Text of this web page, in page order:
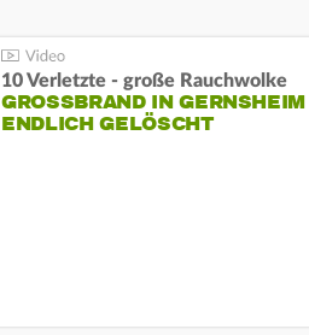
10 Verletzte - große Rauchwolke
GROSSBRAND IN GERNSHEIM E
NDLICH GELÖSCHT